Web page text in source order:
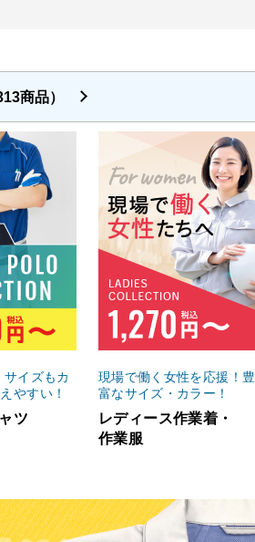
商品）
イズもカ
やすい！
ツ
現場で働く女性を応援！豊
富なサイズ・カラー！
レディース作業着・
作業服